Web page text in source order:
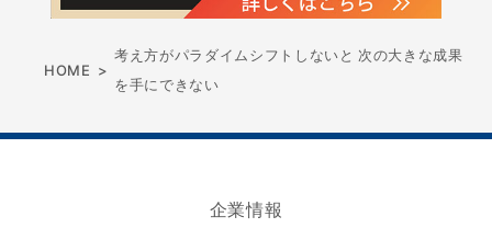
HOME >
考え方がパラダイムシフトしないと 次の大きな成果
を手にできない
企業情報